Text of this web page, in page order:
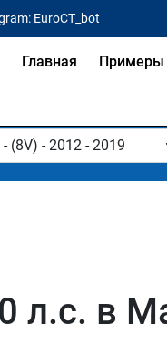
EuroCT_bot
Главная Примеры
л.с. в